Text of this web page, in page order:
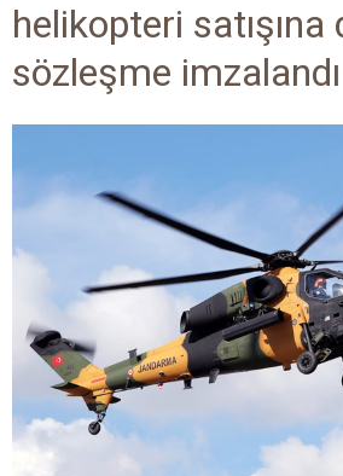
helikopteri satışına
sözleşme imzalandı